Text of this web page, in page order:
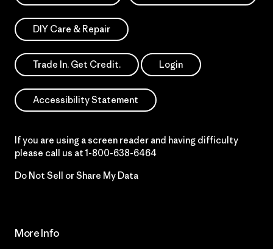
DIY Care & Repair
Trade In. Get Credit. Login
Accessibility Statement
If you are using a screen reader and having difficulty
please call us at 1-800-638-6464
Do Not Sell or Share My Data
More Info